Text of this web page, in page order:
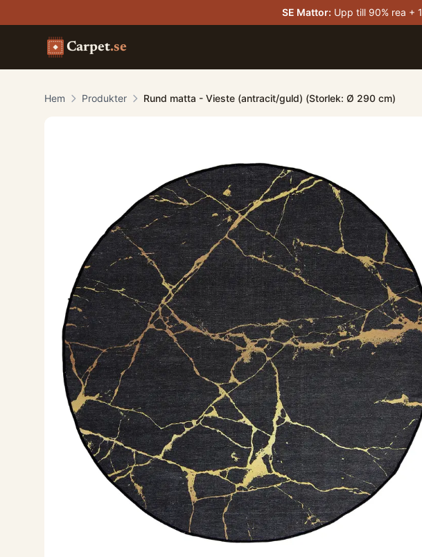
SE Mattor: Upp till 90% rea +
Carpet.se
Hem Produkter Rund matta - Vieste (antracit/guld) (Storlek: Ø 290 cm)